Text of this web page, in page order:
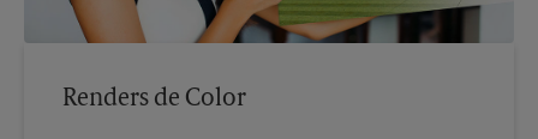
Renders de Color